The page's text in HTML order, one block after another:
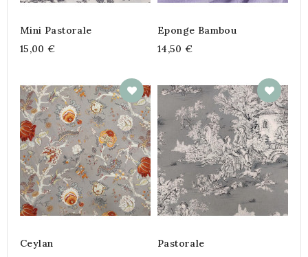
Mini Pastorale
15,00 €
Eponge Bambou
14,50 €
Ceylan
Pastorale